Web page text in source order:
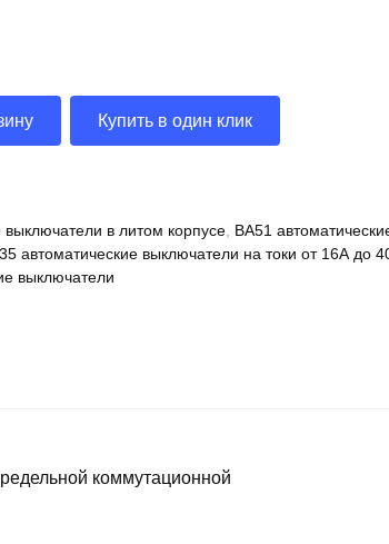
Купить в один клик
выключатели в литом корпусе, ВА51
автоматические выключатели на токи от 16А до
выключатели
коммутационной